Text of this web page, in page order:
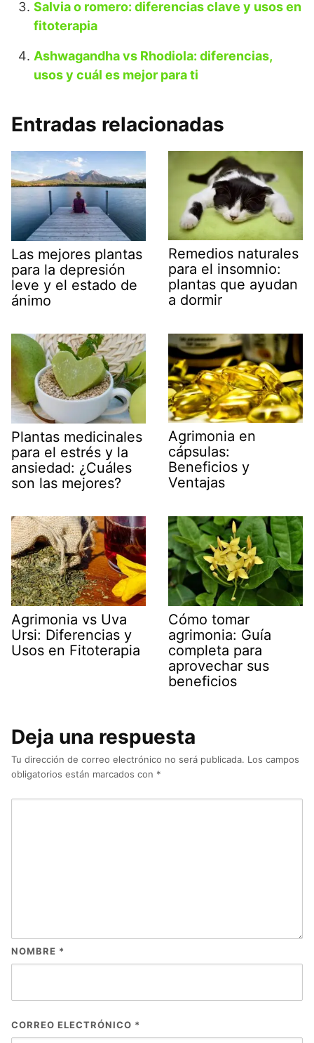
Salvia o romero: diferencias clave y usos en
fitoterapia
Ashwagandha vs Rhodiola: diferencias,
usos y cuál es mejor para ti
Entradas relacionadas
Las mejores plantas
para la depresión
leve y el estado de
ánimo
Remedios naturales
para el insomnio:
plantas que ayudan
a dormir
Plantas medicinales
para el estrés y la
ansiedad: ¿Cuáles
son las mejores?
Agrimonia en
cápsulas:
Beneficios y
Ventajas
Agrimonia vs Uva
Ursi: Diferencias y
Usos en Fitoterapia
Cómo tomar
agrimonia: Guía
completa para
aprovechar sus
beneficios
Deja una respuesta
Tu dirección de correo electrónico no será publicada. Los campos
obligatorios están marcados con *
NOMBRE *
CORREO ELECTRÓNICO *